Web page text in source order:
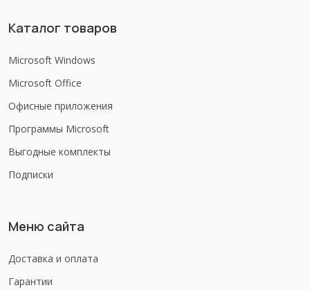
Каталог товаров
Microsoft Windows
Microsoft Office
Офисные приложения
Программы Microsoft
Выгодные комплекты
Подписки
Меню сайта
Доставка и оплата
Гарантии